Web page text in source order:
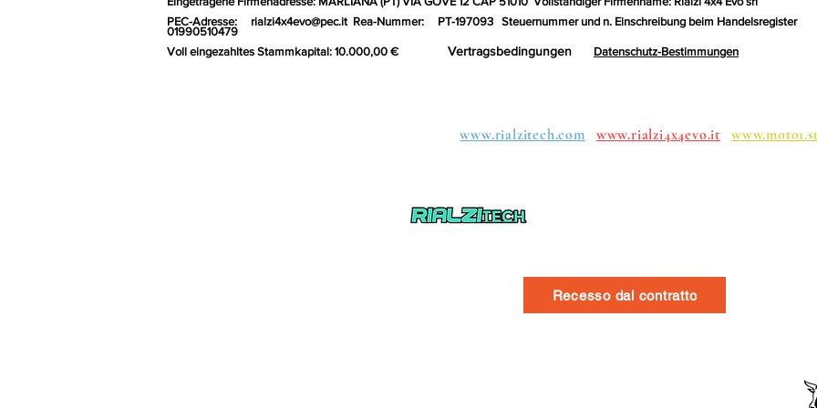
PEC-Adresse:
rialzi4x4evo@pec.it Rea-Nummer: PT-197093 Steuernummer und n. Einschreibung beim Handelsregister
01990510479
Voll eingezahltes Stammkapital: 10.000,00 €
Vertragsbedingungen Datenschutz-Bestimmungen
www.rialzitech.com www.rialzi4x4evo.it
Recesso dal contratto